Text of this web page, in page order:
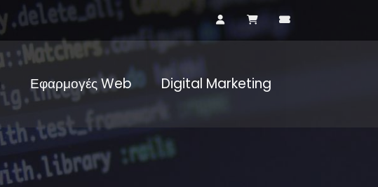
Εφαρμογές Web Digital Marketing